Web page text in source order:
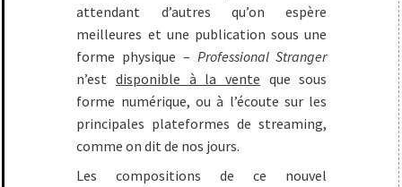
attendant d’autres qu’on espère
meilleures et une publication sous une
forme physique – Professional Stranger
n’estdisponible à la vente que sous
forme numérique, ou à l’écoute sur les
principales plateformes de streaming,
comme on dit de nos jours.
Les compositions de ce nouvel